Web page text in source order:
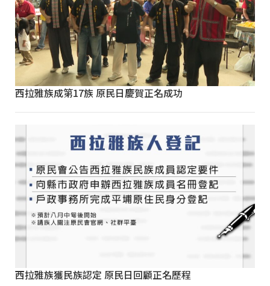
西拉雅族成第17族 原民日慶賀正名成功
西拉雅族獲民族認定 原民日回顧正名歷程